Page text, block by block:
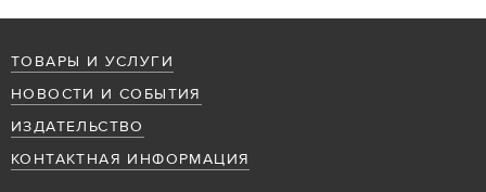
ТОВАРЫ И УСЛУГИ
НОВОСТИ И СОБЫТИЯ
ИЗДАТЕЛЬСТВО
КОНТАКТНАЯ ИНФОРМАЦИЯ